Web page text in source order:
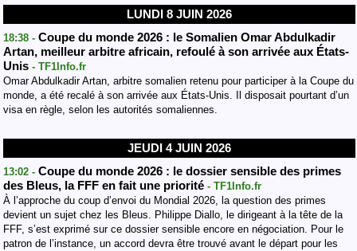
LUNDI 8 JUIN 2026
18:38 - Coupe du monde 2026 : le Somalien Omar Abdulkadir
Artan, meilleur arbitre africain, refoulé à son arrivée aux États-
Unis - TF1Info.fr
Omar Abdulkadir Artan, arbitre somalien retenu pour participer à la Coupe du
monde, a été recalé à son arrivée aux États-Unis. Il disposait pourtant d’un
visa en règle, selon les autorités somaliennes.
JEUDI 4 JUIN 2026
13:02 - Coupe du monde 2026 : le dossier sensible des primes
des Bleus, la FFF en fait une priorité - TF1Info.fr
À l’approche du coup d’envoi du Mondial 2026, la question des primes
devient un sujet chez les Bleus. Philippe Diallo, le dirigeant à la tête de la
FFF, s’est exprimé sur ce dossier sensible encore en négociation. Pour le
patron de l’instance, un accord devra être trouvé avant le départ pour les